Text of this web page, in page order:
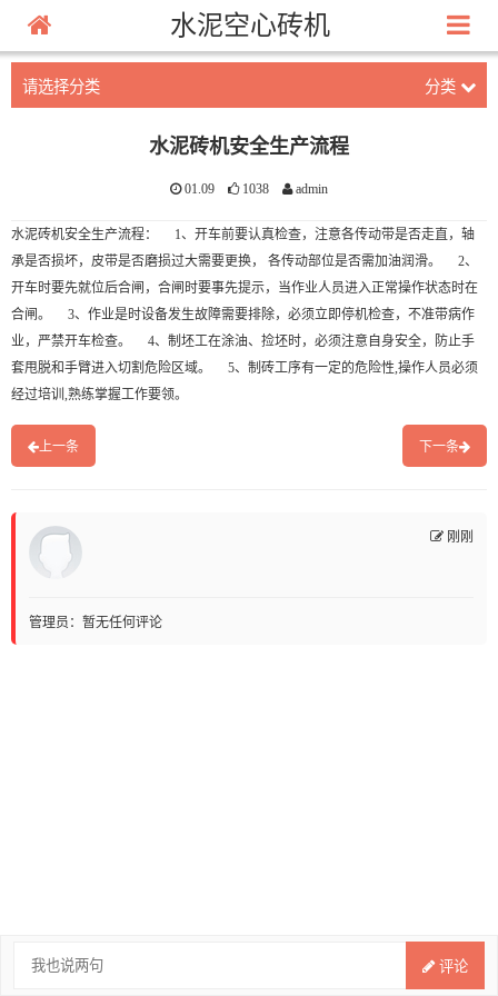
评论
水泥空心砖机
请选择分类 分类
水泥砖机安全生产流程
01.09 1038 admin
水泥砖机安全生产流程： 1、开车前要认真检查，注意各传动带是否走直，轴
承是否损坏，皮带是否磨损过大需要更换， 各传动部位是否需加油润滑。 2、
开车时要先就位后合闸，合闸时要事先提示，当作业人员进入正常操作状态时在
合闸。 3、作业是时设备发生故障需要排除，必须立即停机检查，不准带病作
业，严禁开车检查。 4、制坯工在涂油、捡坯时，必须注意自身安全，防止手
套甩脱和手臂进入切割危险区域。 5、制砖工序有一定的危险性,操作人员必须
经过培训,熟练掌握工作要领。
上一条 下一条
刚刚
管理员：暂无任何评论